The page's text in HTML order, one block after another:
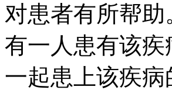
对患者有所帮
有一人患有该
一起患上该疾